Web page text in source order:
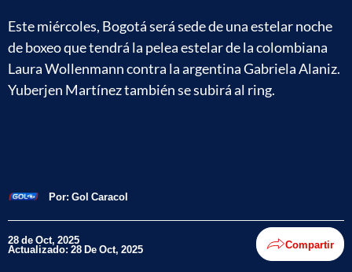
Este miércoles, Bogotá será sede de una estelar noche
de boxeo que tendrá la pelea estelar de la colombiana
Laura Wollenmann contra la argentina Gabriela Alaniz.
Yuberjen Martínez también se subirá al ring.
Por: Gol Caracol
28 de Oct, 2025
Actualizado: 28 De Oct, 2025 Compartir